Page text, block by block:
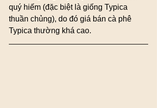
quý hiếm (đặc biệt là giống Typica
thuần chủng), do đó giá bán cà phê
Typica thường khá cao.